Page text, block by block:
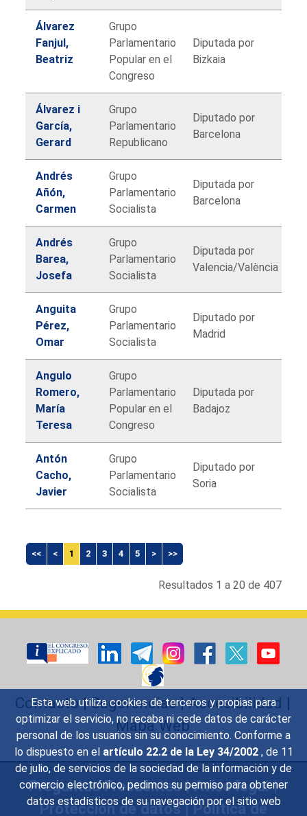
Esta web utiliza cookies de terceros y propias para
optimizar el servicio, no recaba ni cede datos de carácter
personal de los usuarios sin su conocimiento. Conforme a
lo dispuesto en el artículo 22.2 de la Ley 34/2002 , de 11
de julio, de servicios de la sociedad de la información y de
comercio electrónico, pedimos su permiso para obtener
datos estadísticos de su navegación por el sitio web
de
diputados
Álvarez
Fanjul,
Beatriz
Grupo
Parlamentario
Popular en el
Congreso
Diputada por
Bizkaia
Álvarez i
García,
Gerard
Grupo
Parlamentario
Republicano
Diputado por
Barcelona
Andrés
Añón,
Carmen
Grupo
Parlamentario
Socialista
Diputada por
Barcelona
Andrés
Barea,
Josefa
Grupo
Parlamentario
Socialista
Diputada por
Valencia/València
Anguita
Pérez,
Omar
Grupo
Parlamentario
Socialista
Diputado por
Madrid
Angulo
Romero,
María
Teresa
Grupo
Parlamentario
Popular en el
Congreso
Diputada por
Badajoz
Antón
Cacho,
Javier
Grupo
Parlamentario
Socialista
Diputado por
Soria
<< < 1 2 3 4 5 > >>
Resultados 1 a 20 de 407
Contacto|Sugerencias|Accesibilidad |
Mapa Web
Preguntas Frecuentes|Aviso legal|
Protección de datos|Política de